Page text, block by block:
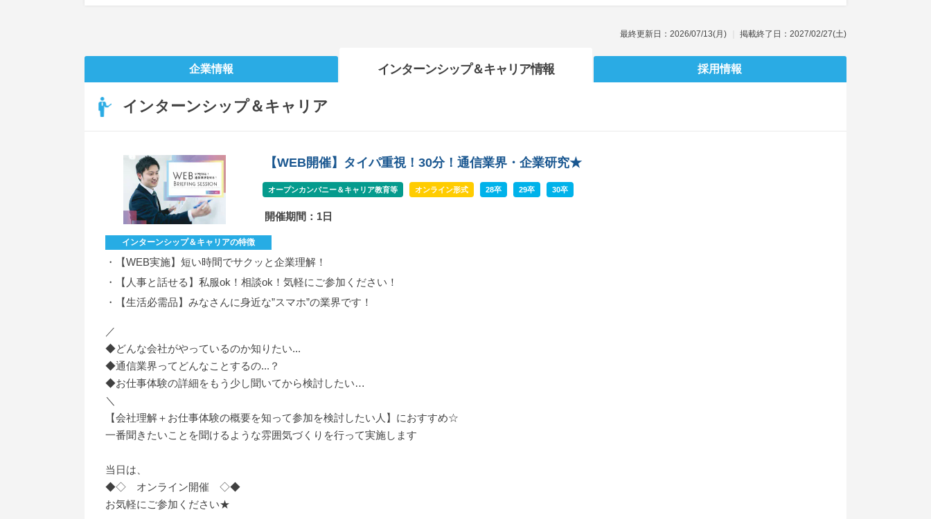
最終更新日：2026/07/13(月) 掲載終了日：2027/02/27(土)
企業情報 インターンシップ＆キャリア情報 採用情報
インターンシップ＆キャリア
【WEB開催】タイパ重視！30分！通信業界・企業研究★
オープンカンパニー＆キャリア教育等 オンライン形式 28卒 29卒 30卒
開催期間：1日
インターンシップ＆キャリアの特徴
・【WEB実施】短い時間でサクッと企業理解！
・【人事と話せる】私服ok！相談ok！気軽にご参加ください！
・【生活必需品】みなさんに身近な”スマホ”の業界です！
／
◆どんな会社がやっているのか知りたい...
◆通信業界ってどんなことするの...？
◆お仕事体験の詳細をもう少し聞いてから検討したい…
＼
【会社理解＋お仕事体験の概要を知って参加を検討したい人】におすすめ☆
一番聞きたいことを聞けるような雰囲気づくりを行って実施します
当日は、
◆◇ オンライン開催 ◇◆
お気軽にご参加ください★